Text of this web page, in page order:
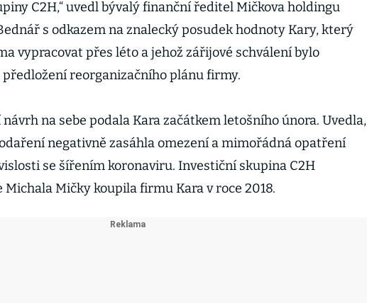
C2H,“ uvedl bývalý finanční ředitel Mičkova holdingu
s odkazem na znalecký posudek hodnoty Kary, který
vypracovat přes léto a jehož zářijové schválení bylo
reorganizačního plánu firmy.
na sebe podala Kara začátkem letošního února. Uvedla,
negativně zasáhla omezení a mimořádná opatření
se šířením koronaviru. Investiční skupina C2H
Mičky koupila firmu Kara v roce 2018.